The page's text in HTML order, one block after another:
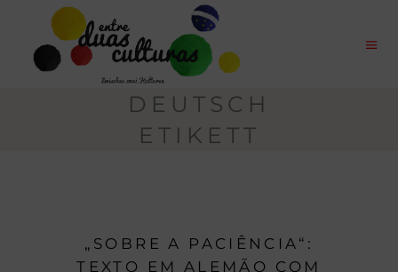
DEUTSCH
ETIKETT
„SOBRE A PACIÊNCIA“:
TEXTO EM ALEMÃO COM